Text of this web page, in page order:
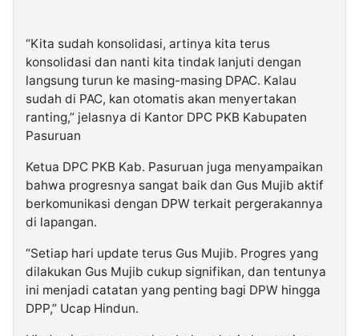
“Kita sudah konsolidasi, artinya kita terus
konsolidasi dan nanti kita tindak lanjuti dengan
langsung turun ke masing-masing DPAC. Kalau
sudah di PAC, kan otomatis akan menyertakan
ranting,” jelasnya di Kantor DPC PKB Kabupaten
Pasuruan
Ketua DPC PKB Kab. Pasuruan juga menyampaikan
bahwa progresnya sangat baik dan Gus Mujib aktif
berkomunikasi dengan DPW terkait pergerakannya
di lapangan.
“Setiap hari update terus Gus Mujib. Progres yang
dilakukan Gus Mujib cukup signifikan, dan tentunya
ini menjadi catatan yang penting bagi DPW hingga
DPP,” Ucap Hindun.